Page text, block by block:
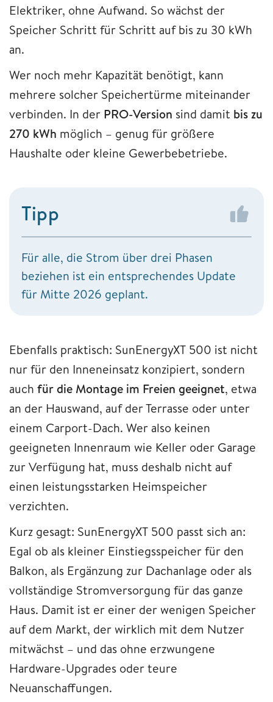
Elektriker, ohne Aufwand. So wächst der
Speicher Schritt für Schritt auf bis zu 30 kWh
an.
Wer noch mehr Kapazität benötigt, kann
mehrere solcher Speichertürme miteinander
verbinden. In der PRO-Version sind damit bis zu
270 kWh möglich – genug für größere
Haushalte oder kleine Gewerbebetriebe.
Tipp
Für alle, die Strom über drei Phasen
beziehen ist ein entsprechendes Update
für Mitte 2026 geplant.
Ebenfalls praktisch: SunEnergyXT 500 ist nicht
nur für den Inneneinsatz konzipiert, sondern
auch für die Montage im Freien geeignet, etwa
an der Hauswand, auf der Terrasse oder unter
einem Carport-Dach. Wer also keinen
geeigneten Innenraum wie Keller oder Garage
zur Verfügung hat, muss deshalb nicht auf
einen leistungsstarken Heimspeicher
verzichten.
Kurz gesagt: SunEnergyXT 500 passt sich an:
Egal ob als kleiner Einstiegsspeicher für den
Balkon, als Ergänzung zur Dachanlage oder als
vollständige Stromversorgung für das ganze
Haus. Damit ist er einer der wenigen Speicher
auf dem Markt, der wirklich mit dem Nutzer
mitwächst – und das ohne erzwungene
Hardware-Upgrades oder teure
Neuanschaffungen.